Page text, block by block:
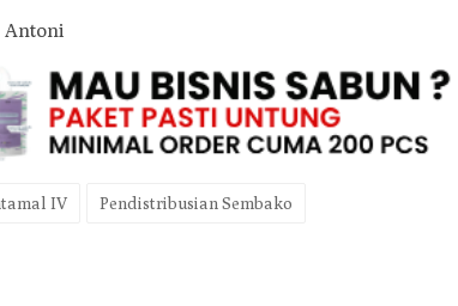
Antoni
IV Pendistribusian Sembako